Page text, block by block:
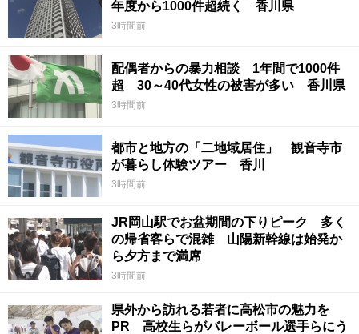
年度から1000件超続く 香川県
3時間前
配偶者からの暴力相談 1年間で1000件
超 30～40代女性の被害が多い 香川県
3時間前
都市と地方の「二地域居住」 観音寺市
が暮らし体験ツアー 香川
3時間前
JR岡山駅でお盆期間の下りピーク 多く
の帰省客らで混雑 山陽新幹線は始発か
ら夕方まで満席
3時間前
県外から訪れる若者に高松市の魅力を
PR 高校生らがバレーボール選手らにう